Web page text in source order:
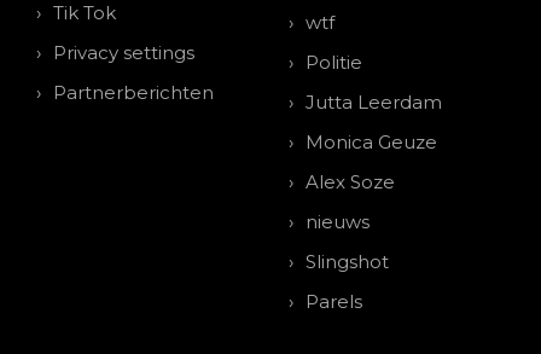
Tik Tok
Privacy settings
Partnerberichten
wtf
Politie
Jutta Leerdam
Monica Geuze
Alex Soze
nieuws
Slingshot
Parels